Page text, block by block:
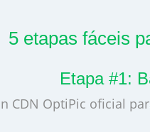
5 etapas fáceis
Etapa #1:
CDN OptiPic oficial